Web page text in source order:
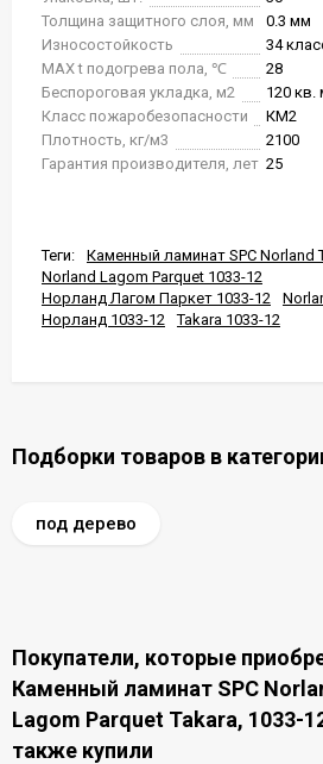
Толщина защитного слоя, мм
0.3 мм
Износостойкость
34
MAX t подогрева пола, ℃
28
Беспороговая укладка, м2
120 кв.
Класс пожаробезопасности
КМ2
Плотность, кг/м3
2100
Гарантия производителя, лет 25
Теги:
Каменный ламинат SPC Norland
Norland Lagom Parquet 1033-12
Норланд Лагом Паркет 1033-12
Норланд 1033-12
Takara 1033-12
Подборки товаров в
под дерево
Покупатели, которые
Каменный ламинат SPC
Lagom Parquet Takara, 1033-
также купили